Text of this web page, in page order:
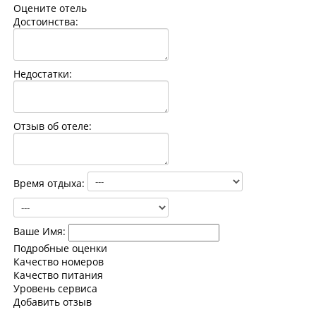
Страны
Оцените отель
Достоинства:
Недостатки:
Отзыв об отеле:
Время отдыха:
Ваше Имя:
Подробные оценки
Качество номеров
Качество питания
Уровень сервиса
Добавить отзыв